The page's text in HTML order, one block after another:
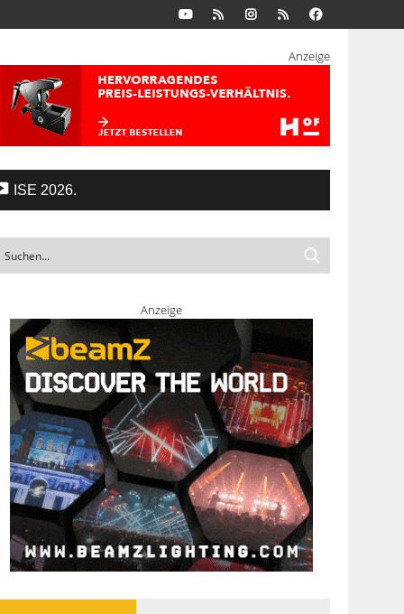
Anzeige
ISE 2026.
Anzeige